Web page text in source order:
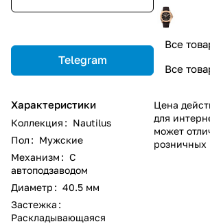
Telegram
Характеристики
Коллекция : Nautilus
Пол : Мужские
Механизм : С
автоподзаводом
Диаметр : 40.5 мм
Застежка :
Раскладывающаяся
Все
Цена
для
может
розничных